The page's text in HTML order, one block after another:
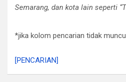
Semarang, dan kota lain seperti
*jika kolom pencarian tidak
[PENCARIAN]